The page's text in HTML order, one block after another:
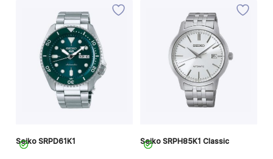
Seiko SRPD61K1 Seiko SRPH85K1 Classic